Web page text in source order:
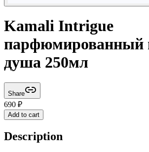
Kamali Intrigue
парфюмированный
душа 250мл
Share
690 ₽
Add to cart
Description